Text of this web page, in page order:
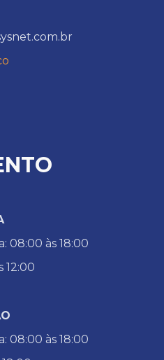
08:00 às 18:00
12:00
08:00 às 18:00